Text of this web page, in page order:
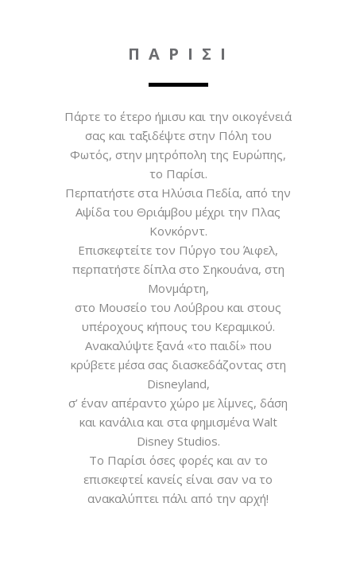
Π Α Ρ Ι Σ Ι
Πάρτε το έτερο ήμισυ και την οικογένειά
σας και ταξιδέψτε στην Πόλη του
Φωτός, στην μητρόπολη της Ευρώπης,
το Παρίσι.
Περπατήστε στα Ηλύσια Πεδία, από την
Αψίδα του Θριάμβου μέχρι την Πλας
Κονκόρντ.
Επισκεφτείτε τον Πύργο του Άιφελ,
περπατήστε δίπλα στο Σηκουάνα, στη
Μονμάρτη,
στο Μουσείο του Λούβρου και στους
υπέροχους κήπους του Κεραμικού.
Ανακαλύψτε ξανά «το παιδί» που
κρύβετε μέσα σας διασκεδάζοντας στη
Disneyland,
σ’ έναν απέραντο χώρο με λίμνες, δάση
και κανάλια και στα φημισμένα Walt
Disney Studios.
Το Παρίσι όσες φορές και αν το
επισκεφτεί κανείς είναι σαν να το
ανακαλύπτει πάλι από την αρχή!